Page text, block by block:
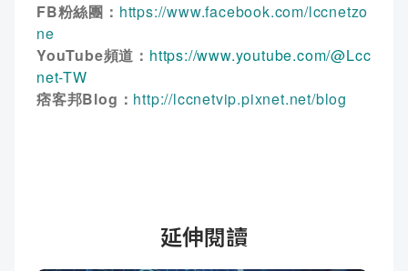
FB粉絲團： https://www.facebook.com/lccnetzo
ne
YouTube頻道： https://www.youtube.com/@Lcc
net-TW
痞客邦Blog： http://lccnetvip.pixnet.net/blog
延伸閱讀